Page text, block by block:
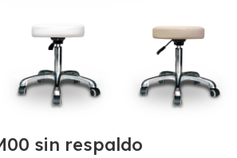
sin respaldo